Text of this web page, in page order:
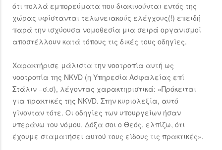
ότι πολλά εμπορεύματα που διακινούνται εντός της
χώρας υφίστανται τελωνειακούς ελέγχους(!) επειδή
παρά την ισχύουσα νομοθεσία μια σειρά οργανισμοί
αποστέλλουν κατά τόπους τις δικές τους οδηγίες.
Χαρακτήρισε μάλιστα την νοοτροπία αυτή ως
νοοτροπία της NKVD (η Υπηρεσία Ασφαλείας επί
Στάλιν –σ.σ), λέγοντας χαρακτηριστικά: «Πρόκειται
για πρακτικές της NKVD. Στην κυριολεξία, αυτό
γίνονταν τότε. Οι οδηγίες των υπουργείων ήσαν
υπεράνω του νόμου. Δόξα σοι ο Θεός, ελπίζω, ότι
έχουμε σταματήσει αυτού τους είδους τις πρακτικές».